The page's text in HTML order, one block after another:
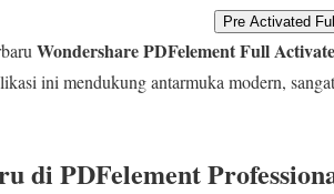
Pre Activated
Wondershare PDFelement Full
ini mendukung antarmuka modern,
di PDFelement